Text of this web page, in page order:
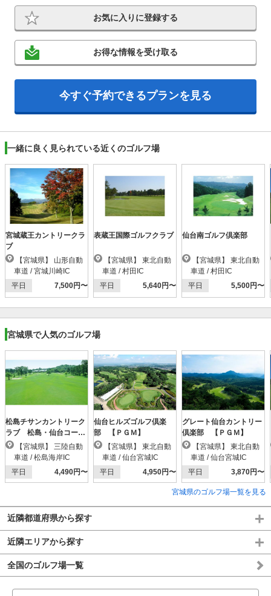
お気に入りに登録する
お得な情報を受け取る
今すぐ予約できるプランを見る
一緒に良く見られている近くのゴルフ場
宮城蔵王カントリークラ
ブ
車道 / 宮城川崎IC
平日
7,500円〜
表蔵王国際ゴルフクラブ
車道 / 村田IC
平日
5,640円〜
仙台南ゴルフ倶楽部
車道 / 村田IC
平日
5,500円〜
宮城県で人気のゴルフ場
松島チサンカントリーク
ラブ 松島・仙台コース
【ＰＧＭ】
車道 / 松島海岸IC
平日
4,490円〜
仙台ヒルズゴルフ倶楽
部 【ＰＧＭ】
車道 / 仙台宮城IC
平日
4,950円〜
グレート仙台カントリー
倶楽部 【ＰＧＭ】
車道 / 仙台宮城IC
平日
3,870円〜
宮城県のゴルフ場一覧を見る
近隣都道府県から探す
近隣エリアから探す
全国のゴルフ場一覧